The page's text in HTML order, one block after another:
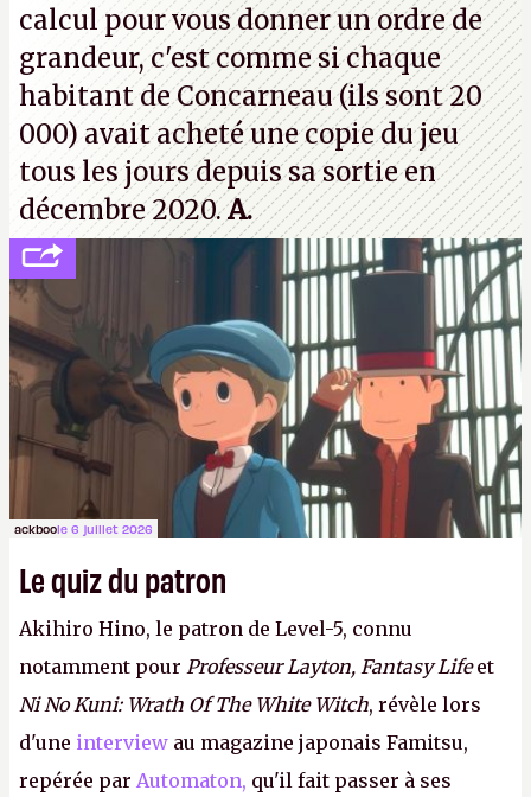
calcul pour vous donner un ordre de
grandeur, c'est comme si chaque
habitant de Concarneau (ils sont 20
000) avait acheté une copie du jeu
tous les jours depuis sa sortie en
décembre 2020.A.
ackboole 6 juillet 2026
Le quiz du patron
Akihiro Hino, le patron de Level-5, connu
notamment pour Professeur Layton, Fantasy Lifeet
Ni No Kuni: Wrath Of The White Witch, révèle lors
d'une interview au magazine japonais Famitsu,
repérée par Automaton, qu'il fait passer à ses